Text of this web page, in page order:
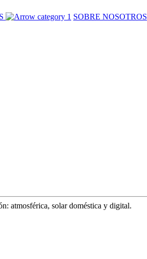
SOBRE NOSOTROS
atmosférica, solar doméstica y digital.